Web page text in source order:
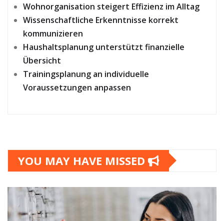
Wohnorganisation steigert Effizienz im Alltag
Wissenschaftliche Erkenntnisse korrekt
kommunizieren
Haushaltsplanung unterstützt finanzielle
Übersicht
Trainingsplanung an individuelle
Voraussetzungen anpassen
YOU MAY HAVE MISSED